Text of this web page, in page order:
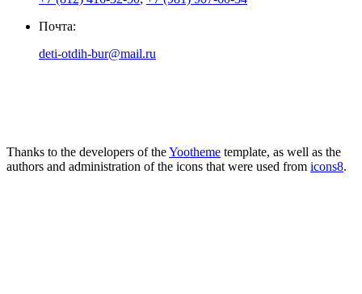
Почта:
deti-otdih-bur@mail.ru
Thanks to the developers of theYootheme template, as well as the
authors and administration of the icons that were used from icons8.